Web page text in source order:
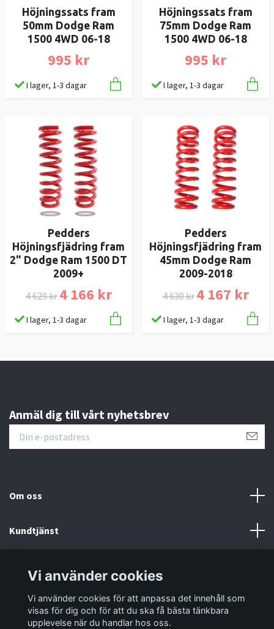
Höjningssats fram
50mm Dodge Ram
1500 4WD 06-18
995 kr
I lager, 1-3 dagar
Höjningssats fram
75mm Dodge Ram
1500 4WD 06-18
995 kr
I lager, 1-3 dagar
Pedders
Höjningsfjädring fram
2" Dodge Ram 1500 DT
2009+
4 629 kr 4 166 kr
I lager, 1-3 dagar
Pedders
Höjningsfjädring fram
45mm Dodge Ram
2009-2018
4 630 kr 4 167 kr
I lager, 1-3 dagar
Anmäl dig till vårt nyhetsbrev
Om oss
Kundtjänst
Sociala medier
Vi använder cookies
Vi använder cookies för att anpassa det innehåll som
visas för dig och för att du ska få bästa tänkbara
upplevelse när du handlar hos oss.